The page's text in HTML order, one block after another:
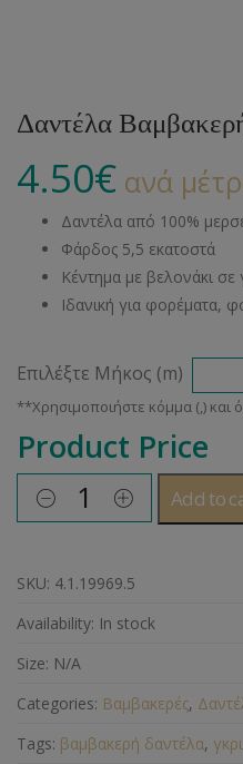
Δαντέλα
4.50€ ανά
Δαντέλα από 100%
Φάρδος 5,5 εκατοστά
Κέντημα με βελονάκι σε
Ιδανική για φορέματα,
Επιλέξτε Μήκος (m)
Product Price
Add to
SKU: 4.1.19969.5
Availability: In stock
Size: N/A
Categories: Βαμβακερές,
Tags: βαμβακερή δαντέλα, γκρι